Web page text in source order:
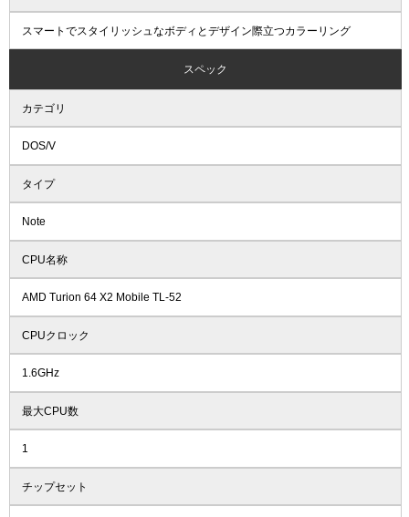
スマートでスタイリッシュなボディとデザイン際立つカラーリング
スペック
カテゴリ
DOS/V
タイプ
Note
CPU名称
AMD Turion 64 X2 Mobile TL-52
CPUクロック
1.6GHz
最大CPU数
1
チップセット